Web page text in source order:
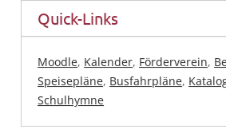
Quick-Links
Moodle, Kalender, Förderverein,
Speisepläne, Busfahrpläne,
Schulhymne